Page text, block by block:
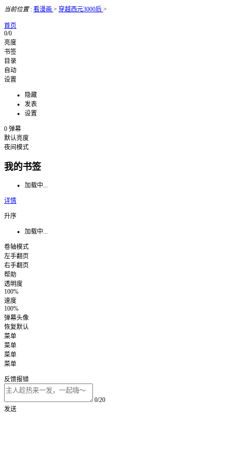
当前位置: 看漫画 > 穿越西元3000后 >
首页
0/0
亮度
书签
目录
自动
设置
隐藏
发表
设置
0 弹幕
默认亮度
夜间模式
我的书签
加载中...
详情
升序
加载中...
卷轴模式
左手翻页
右手翻页
帮助
透明度
100%
速度
100%
弹幕头像
恢复默认
菜单
菜单
菜单
菜单
反馈报错
0/20
发送